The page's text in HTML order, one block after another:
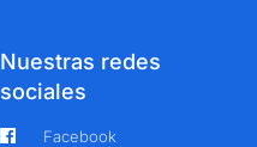
Nuestras redes
sociales
Facebook